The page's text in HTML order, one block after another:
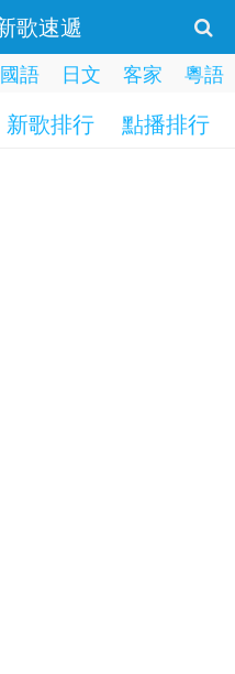
歌速遞
國語 日文 客家 粵語
新歌排行 點播排行